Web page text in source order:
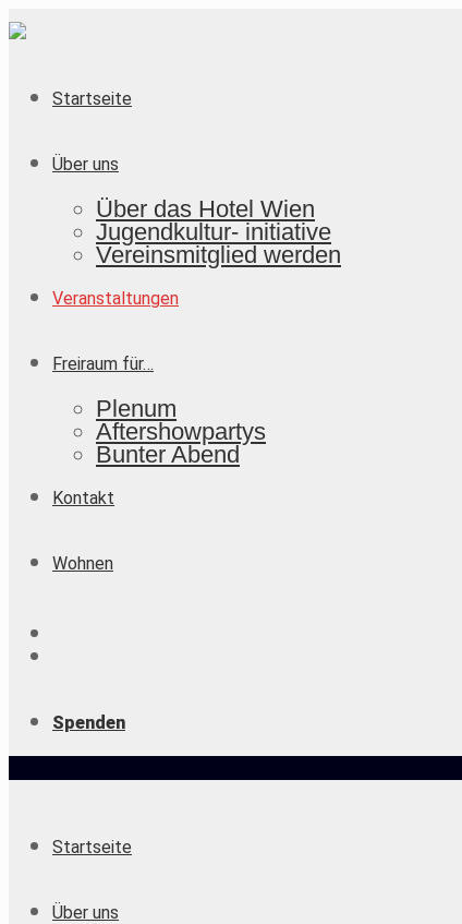
Startseite
Über uns
Über das Hotel Wien
Jugendkultur- initiative
Vereinsmitglied werden
Veranstaltungen
Freiraum für…
Plenum
Aftershowpartys
Bunter Abend
Kontakt
Wohnen
Spenden
Startseite
Über uns